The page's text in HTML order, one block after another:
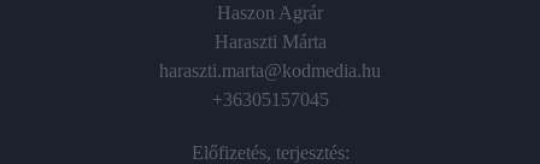
Haszon Agrár
Haraszti Márta
haraszti.marta@kodmedia.hu
+36305157045
Előfizetés, terjesztés: